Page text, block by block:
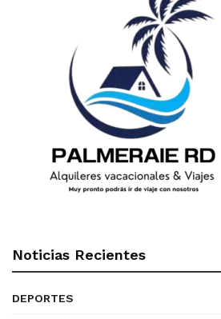
Noticias Recientes
DEPORTES